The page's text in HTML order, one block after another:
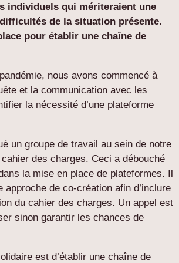
individuels qui mériteraient une
de la situation présente.
pour établir une chaîne de
nous avons commencé à
et la communication avec les
la nécessité d’une plateforme
un groupe de travail au sein de notre
des charges. Ceci a débouché
la mise en place de plateformes. Il
de co-création afin d’inclure
du cahier des charges. Un appel est
sinon garantir les chances de
est d’établir une chaîne de